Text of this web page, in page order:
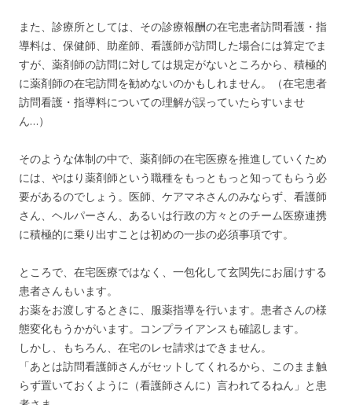
また、診療所としては、その診療報酬の在宅患者訪問看護・指
導料は、保健師、助産師、看護師が訪問した場合には算定でま
すが、薬剤師の訪問に対しては規定がないところから、積極的
に薬剤師の在宅訪問を勧めないのかもしれません。（在宅患者
訪問看護・指導料についての理解が誤っていたらすいませ
ん…）
そのような体制の中で、薬剤師の在宅医療を推進していくため
には、やはり薬剤師という職種をもっともっと知ってもらう必
要があるのでしょう。医師、ケアマネさんのみならず、看護師
さん、ヘルパーさん、あるいは行政の方々とのチーム医療連携
に積極的に乗り出すことは初めの一歩の必須事項です。
ところで、在宅医療ではなく、一包化して玄関先にお届けする
患者さんもいます。
お薬をお渡しするときに、服薬指導を行います。患者さんの様
態変化もうかがいます。コンプライアンスも確認します。
しかし、もちろん、在宅のレセ請求はできません。
「あとは訪問看護師さんがセットしてくれるから、このまま触
らず置いておくように（看護師さんに）言われてるねん」と患